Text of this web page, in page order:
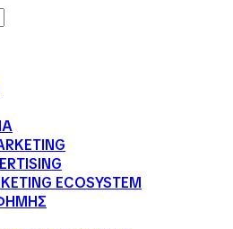
ECOSYSTEM